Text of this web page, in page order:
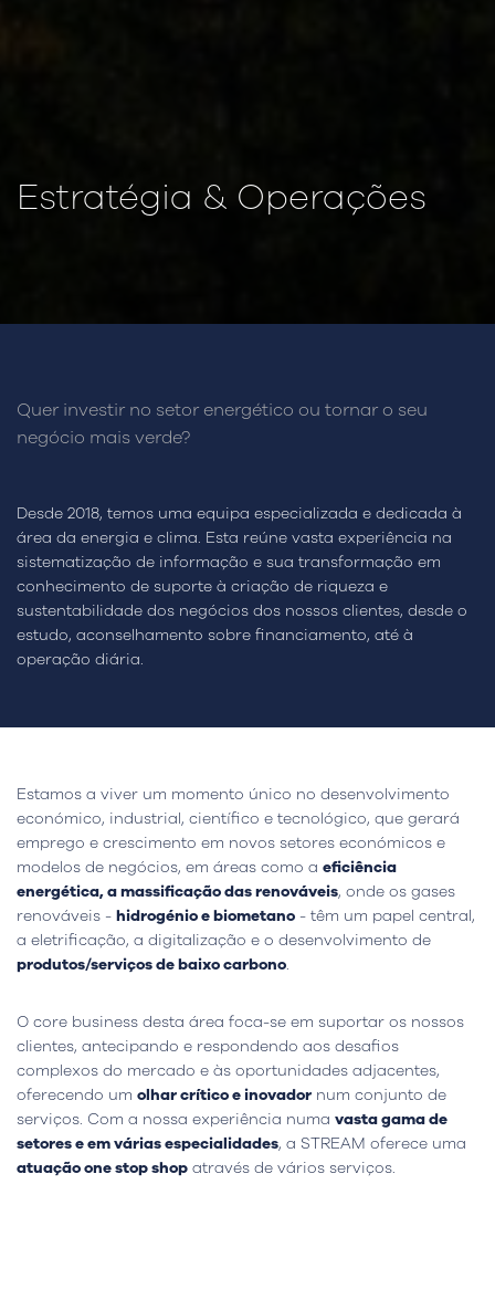
Estratégia & Operações
Quer investir no setor energético ou tornar o seu
negócio mais verde?
Desde 2018, temos uma equipa especializada e dedicada à
área da energia e clima. Esta reúne vasta experiência na
sistematização de informação e sua transformação em
conhecimento de suporte à criação de riqueza e
sustentabilidade dos negócios dos nossos clientes, desde o
estudo, aconselhamento sobre financiamento, até à
operação diária.
Estamos a viver um momento único no desenvolvimento
económico, industrial, científico e tecnológico, que gerará
emprego e crescimento em novos setores económicos e
modelos de negócios, em áreas como a eficiência
energética, a massificação das renováveis, onde os gases
renováveis - hidrogénio e biometano - têm um papel central,
a eletrificação, a digitalização e o desenvolvimento de
produtos/serviços de baixo carbono.
O core business desta área foca-se em suportar os nossos
clientes, antecipando e respondendo aos desafios
complexos do mercado e às oportunidades adjacentes,
oferecendo um olhar crítico e inovador num conjunto de
serviços. Com a nossa experiência numa vasta gama de
setores e em várias especialidades, a STREAM oferece uma
atuação one stop shop através de vários serviços.